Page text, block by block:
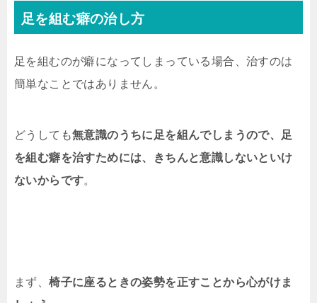
足を組む癖の治し方
足を組むのが癖になってしまっている場合、治すのは
簡単なことではありません。
どうしても無意識のうちに足を組んでしまうので、足
を組む癖を治すためには、きちんと意識しないといけ
ないからです。
まず、椅子に座るときの姿勢を正すことから心がけま